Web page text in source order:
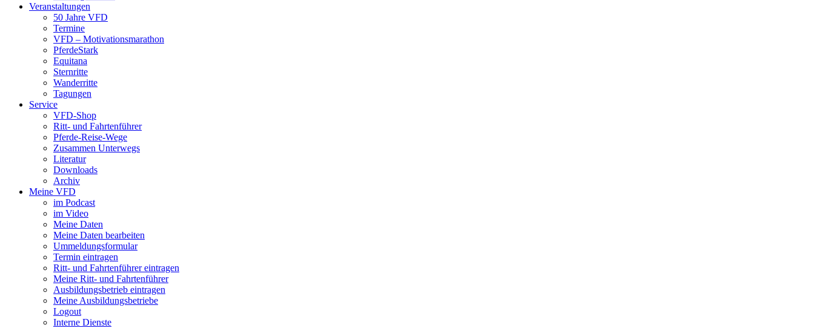
Veranstaltungen
50 Jahre VFD
Termine
VFD – Motivationsmarathon
PferdeStark
Equitana
Sternritte
Wanderritte
Tagungen
Service
VFD-Shop
Ritt- und Fahrtenführer
Pferde-Reise-Wege
Zusammen Unterwegs
Literatur
Downloads
Archiv
Meine VFD
im Podcast
im Video
Meine Daten
Meine Daten bearbeiten
Ummeldungsformular
Termin eintragen
Ritt- und Fahrtenführer eintragen
Meine Ritt- und Fahrtenführer
Ausbildungsbetrieb eintragen
Meine Ausbildungsbetriebe
Logout
Interne Dienste